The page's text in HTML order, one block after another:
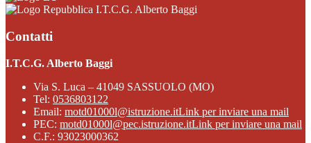
I.T.C.G. Alberto Baggi
Contatti
I.T.C.G. Alberto Baggi
Via S. Luca – 41049 SASSUOLO (MO)
Tel: 0536803122
Email: motd01000l@istruzione.itLink per inviare una mail
PEC: motd01000l@pec.istruzione.itLink per inviare una mail
C.F.: 93023000362